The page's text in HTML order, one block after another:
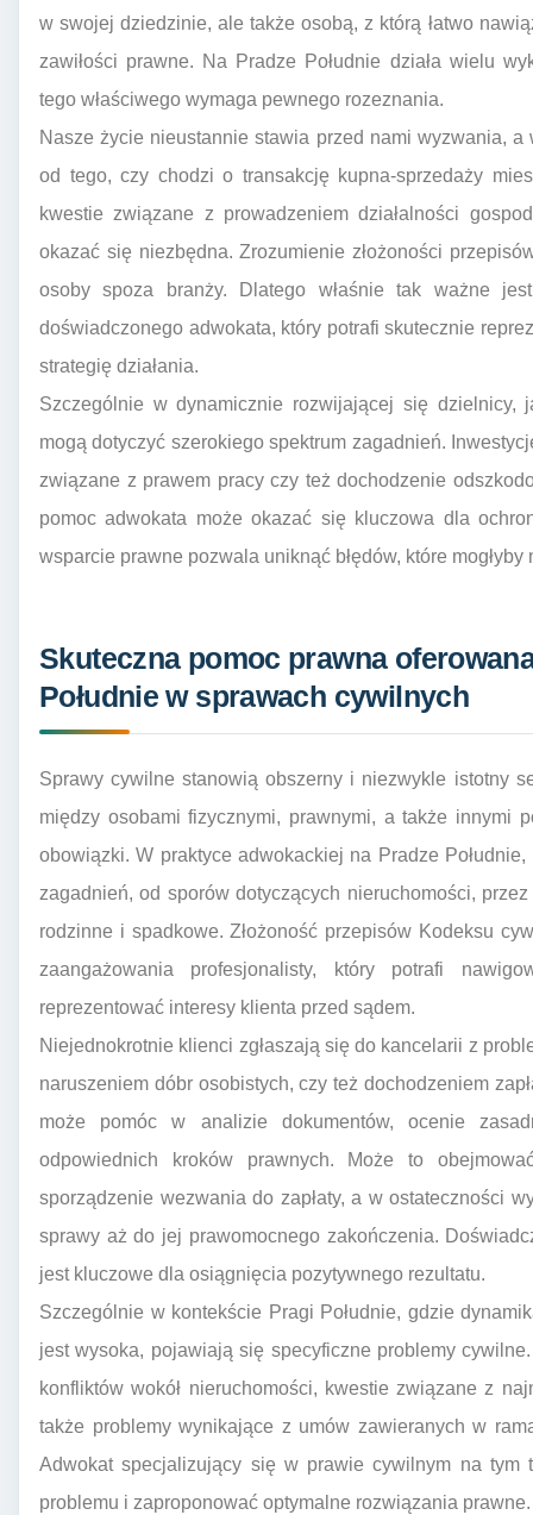
w swojej dziedzinie, ale także osobą, z którą łatwo
zawiłości prawne. Na Pradze Południe działa wielu
tego właściwego wymaga pewnego rozeznania.
Nasze życie nieustannie stawia przed nami wyzwania,
od tego, czy chodzi o transakcję kupna-sprzedaży
kwestie związane z prowadzeniem działalności
okazać się niezbędna. Zrozumienie złożoności
osoby spoza branży. Dlatego właśnie tak ważne
doświadczonego adwokata, który potrafi skutecznie
strategię działania.
Szczególnie w dynamicznie rozwijającej się dzielnicy,
mogą dotyczyć szerokiego spektrum zagadnień.
związane z prawem pracy czy też dochodzenie
pomoc adwokata może okazać się kluczowa dla
wsparcie prawne pozwala uniknąć błędów, które
Skuteczna pomoc prawna
Południe w sprawach cywilnych
Sprawy cywilne stanowią obszerny i niezwykle istotny
między osobami fizycznymi, prawnymi, a także innymi
obowiązki. W praktyce adwokackiej na Pradze
zagadnień, od sporów dotyczących nieruchomości,
rodzinne i spadkowe. Złożoność przepisów Kodeksu
zaangażowania profesjonalisty, który potrafi
reprezentować interesy klienta przed sądem.
Niejednokrotnie klienci zgłaszają się do kancelarii z
naruszeniem dóbr osobistych, czy też dochodzeniem
może pomóc w analizie dokumentów, ocenie
odpowiednich kroków prawnych. Może to
sporządzenie wezwania do zapłaty, a w ostateczności
sprawy aż do jej prawomocnego zakończenia.
jest kluczowe dla osiągnięcia pozytywnego rezultatu.
Szczególnie w kontekście Pragi Południe, gdzie
jest wysoka, pojawiają się specyficzne problemy
konfliktów wokół nieruchomości, kwestie związane z
także problemy wynikające z umów zawieranych w
Adwokat specjalizujący się w prawie cywilnym na tym
problemu i zaproponować optymalne rozwiązania prawne.